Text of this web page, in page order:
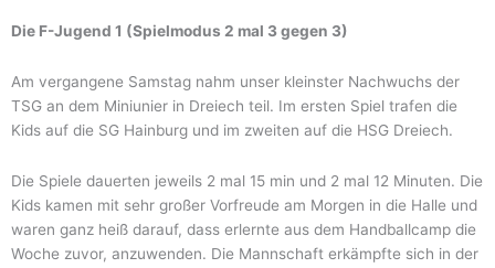
Die F-Jugend 1 (Spielmodus 2 mal 3 gegen 3)
Am vergangene Samstag nahm unser kleinster Nachwuchs der
TSG an dem Miniunier in Dreiech teil. Im ersten Spiel trafen die
Kids auf die SG Hainburg und im zweiten auf die HSG Dreiech.
Die Spiele dauerten jeweils 2 mal 15 min und 2 mal 12 Minuten. Die
Kids kamen mit sehr großer Vorfreude am Morgen in die Halle und
waren ganz heiß darauf, dass erlernte aus dem Handballcamp die
Woche zuvor, anzuwenden. Die Mannschaft erkämpfte sich in der